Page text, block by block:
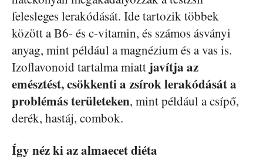
felesleges lerakódását. Ide tartozik többek
között a B6- és c-vitamin, és számos ásványi
anyag, mint például a magnézium és a vas is.
Izoflavonoid tartalma miatt javítja az
emésztést, csökkenti a zsírok lerakódását a
problémás területeken, mint például a csípő,
derék, hastáj, combok.
Így néz ki az almaecet diéta